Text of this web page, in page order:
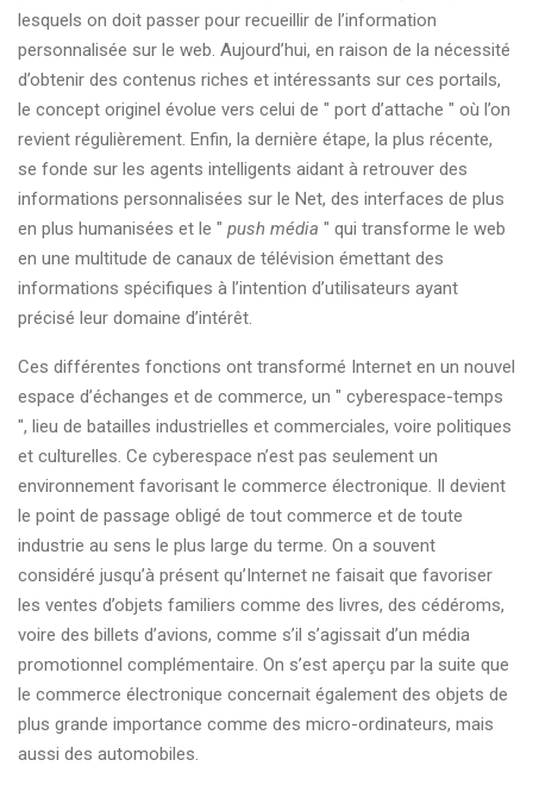
lesquels on doit passer pour recueillir de l’information
personnalisée sur le web. Aujourd’hui, en raison de la nécessité
d’obtenir des contenus riches et intéressants sur ces portails,
le concept originel évolue vers celui de " port d’attache " où l’on
revient régulièrement. Enfin, la dernière étape, la plus récente,
se fonde sur les agents intelligents aidant à retrouver des
informations personnalisées sur le Net, des interfaces de plus
en plus humanisées et le " push média " qui transforme le web
en une multitude de canaux de télévision émettant des
informations spécifiques à l’intention d’utilisateurs ayant
précisé leur domaine d’intérêt.
Ces différentes fonctions ont transformé Internet en un nouvel
espace d’échanges et de commerce, un " cyberespace-temps
", lieu de batailles industrielles et commerciales, voire politiques
et culturelles. Ce cyberespace n’est pas seulement un
environnement favorisant le commerce électronique. Il devient
le point de passage obligé de tout commerce et de toute
industrie au sens le plus large du terme. On a souvent
considéré jusqu’à présent qu’Internet ne faisait que favoriser
les ventes d’objets familiers comme des livres, des cédéroms,
voire des billets d’avions, comme s’il s’agissait d’un média
promotionnel complémentaire. On s’est aperçu par la suite que
le commerce électronique concernait également des objets de
plus grande importance comme des micro-ordinateurs, mais
aussi des automobiles.